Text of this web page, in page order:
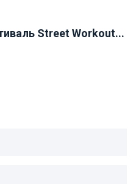
Street Workout...